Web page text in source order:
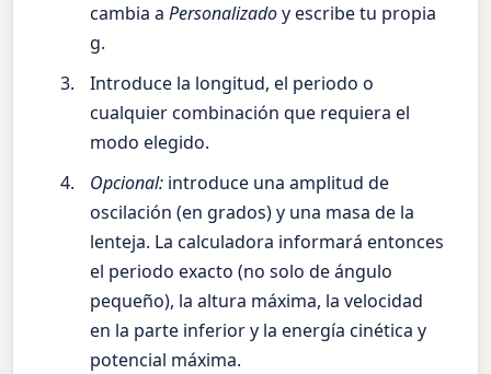
cambia aPersonalizadoy escribe tu propia
g.
Introduce la longitud, el periodo o
cualquier combinación que requiera el
modo elegido.
Opcional: introduce una amplitud de
oscilación (en grados) y una masa de la
lenteja. La calculadora informará entonces
el periodo exacto (no solo de ángulo
pequeño), la altura máxima, la velocidad
en la parte inferior y la energía cinética y
potencial máxima.